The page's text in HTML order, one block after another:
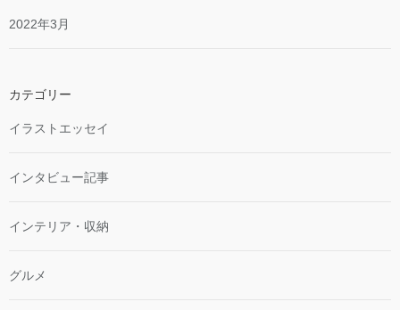
2022年3月
カテゴリー
イラストエッセイ
インタビュー記事
インテリア・収納
グルメ